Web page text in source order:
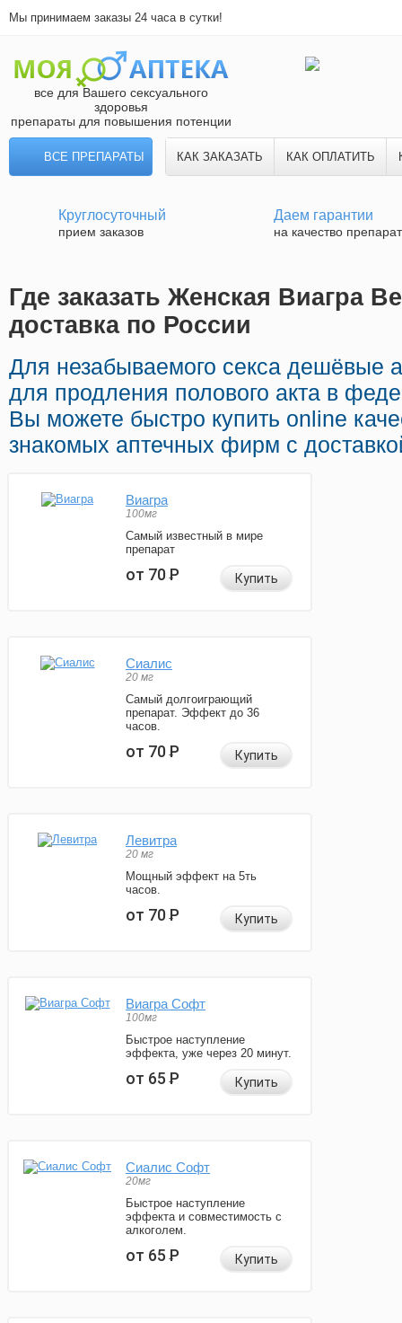
Мы принимаем заказы 24 часа в сутки!
все для Вашего сексуального
здоровья
препараты для повышения потенции
ВСЕ ПРЕПАРАТЫ КАК ЗАКАЗАТЬ КАК ОПЛАТИТЬ
Круглосуточный
прием заказов
Даем гарантии
на качество
Где заказать Женская Виагра
доставка по России
Для незабываемого секса дешёвые
для продления полового акта в
Вы можете быстро купить online
знакомых аптечных фирм с
Виагра
100мг
Самый известный в мире
препарат
от 70Р Купить
Сиалис
20 мг
Самый долгоиграющий
препарат. Эффект до 36
часов.
от 70Р Купить
Левитра
20 мг
Мощный эффект на 5ть
часов.
от 70Р Купить
Виагра Софт
100мг
Быстрое наступление
эффекта, уже через 20 минут.
от 65Р Купить
Сиалис Софт
20мг
Быстрое наступление
эффекта и совместимость с
алкоголем.
от 65Р Купить